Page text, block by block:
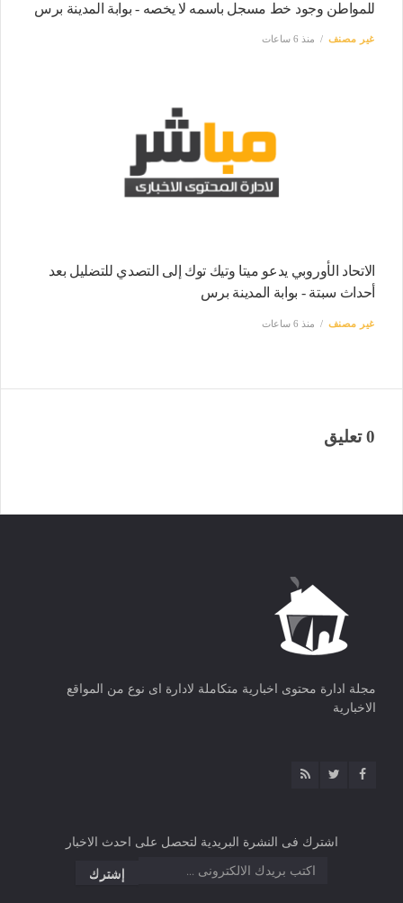
للمواطن وجود خط مسجل باسمه لا يخصه - بوابة المدينة برس
غير مصنف منذ 6 ساعات
الاتحاد الأوروبي يدعو ميتا وتيك توك إلى التصدي للتضليل بعد
أحداث سبتة - بوابة المدينة برس
غير مصنف منذ 6 ساعات
0 تعليق
مجلة ادارة محتوى اخبارية متكاملة لادارة اى نوع من المواقع
الاخبارية
اشترك فى النشرة البريدية لتحصل على احدث الاخبار